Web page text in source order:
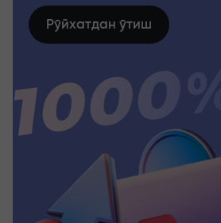
Рўйхатдан ўтиш